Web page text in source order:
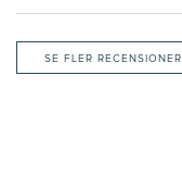
SE FLER RECENSIONER